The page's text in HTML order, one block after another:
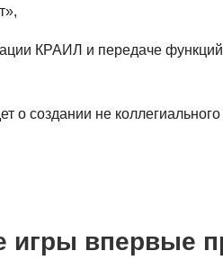
КРАИЛ и передаче функций
о создании не
игры впервые